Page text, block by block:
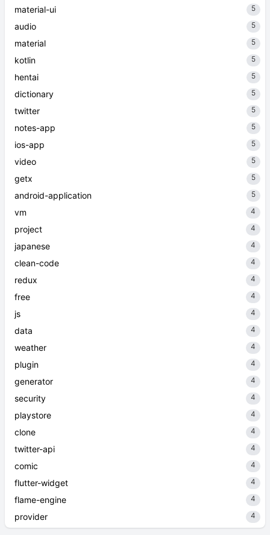
material-ui 5
audio 5
material 5
kotlin 5
hentai 5
dictionary 5
twitter 5
notes-app 5
ios-app 5
video 5
getx 5
android-application 5
vm 4
project 4
japanese 4
clean-code 4
redux 4
free 4
js 4
data 4
weather 4
plugin 4
generator 4
security 4
playstore 4
clone 4
twitter-api 4
comic 4
flutter-widget 4
flame-engine 4
provider 4